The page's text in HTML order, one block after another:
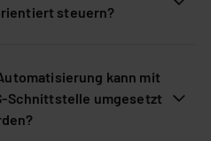
steuern?
kann mit
Schnittstelle umgesetzt